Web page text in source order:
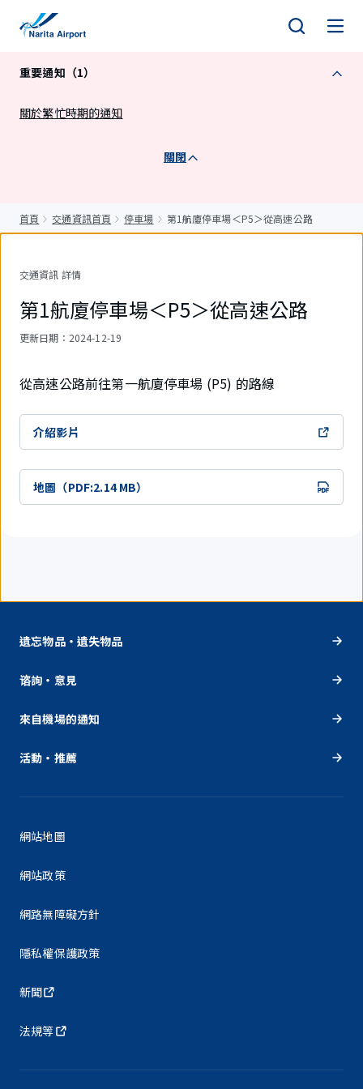
重要通知（1）
關於繁忙時期的通知
關閉
首頁 交通資訊首頁 停車場 第1航廈停車場＜P5＞從高速公路
交通資訊 詳情
第1航廈停車場＜P5＞從高速公路
更新日期 ：2024-12-19
從高速公路前往第一航廈停車場 (P5) 的路線
介紹影片
地圖（PDF:2.14 MB）
遺忘物品・遺失物品
谘詢・意見
來自機場的通知
活動・推薦
網站地圖
網站政策
網路無障礙方針
隱私權保護政策
新聞
法規等